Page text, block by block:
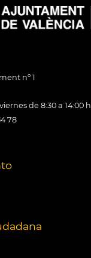
nº 1
de 8:30 a 14:00
78